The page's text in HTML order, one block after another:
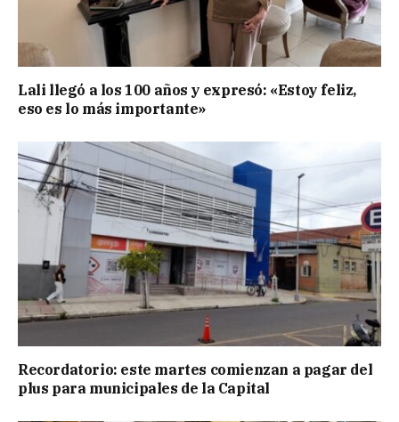
Lali llegó a los 100 años y expresó: «Estoy feliz,
eso es lo más importante»
Recordatorio: este martes comienzan a pagar del
plus para municipales de la Capital